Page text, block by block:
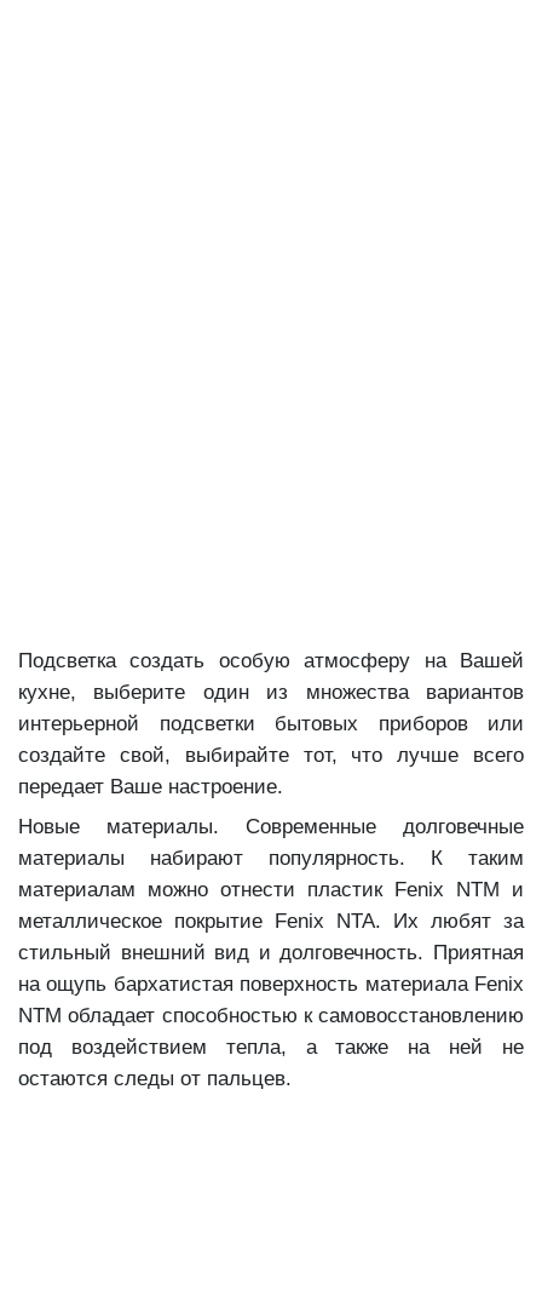
Подсветка создать особую атмосферу на Вашей
кухне, выберите один из множества вариантов
интерьерной подсветки бытовых приборов или
создайте свой, выбирайте тот, что лучше всего
передает Ваше настроение.
Новые материалы. Современные долговечные
материалы набирают популярность. К таким
материалам можно отнести пластик Fenix NTM и
металлическое покрытие Fenix NTA. Их любят за
стильный внешний вид и долговечность. Приятная
на ощупь бархатистая поверхность материала Fenix
NTM обладает способностью к самовосстановлению
под воздействием тепла, а также на ней не
остаются следы от пальцев.